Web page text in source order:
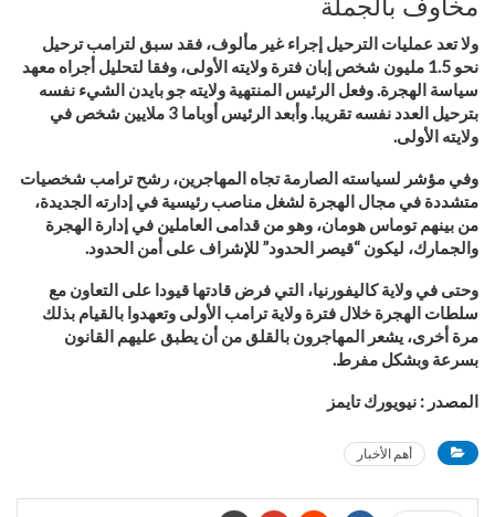
مخاوف بالجملة
ولا تعد عمليات الترحيل إجراء غير مألوف، فقد سبق لترامب ترحيل
نحو 1.5 مليون شخص إبان فترة ولايته الأولى، وفقا لتحليل أجراه معهد
سياسة الهجرة. وفعل الرئيس المنتهية ولايته جو بايدن الشيء نفسه
بترحيل العدد نفسه تقريبا. وأبعد الرئيس أوباما 3 ملايين شخص في
ولايته الأولى.
وفي مؤشر لسياسته الصارمة تجاه المهاجرين، رشح ترامب شخصيات
متشددة في مجال الهجرة لشغل مناصب رئيسية في إدارته الجديدة،
من بينهم توماس هومان، وهو من قدامى العاملين في إدارة الهجرة
والجمارك، ليكون “قيصر الحدود” للإشراف على أمن الحدود.
وحتى في ولاية كاليفورنيا، التي فرض قادتها قيودا على التعاون مع
سلطات الهجرة خلال فترة ولاية ترامب الأولى وتعهدوا بالقيام بذلك
مرة أخرى، يشعر المهاجرون بالقلق من أن يطبق عليهم القانون
بسرعة وبشكل مفرط.
المصدر : نيويورك تايمز
أهم الأخبار